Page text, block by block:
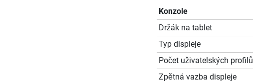
Konzole
Držák na tablet
Typ displeje
Počet uživatelských profilů
Zpětná vazba displeje